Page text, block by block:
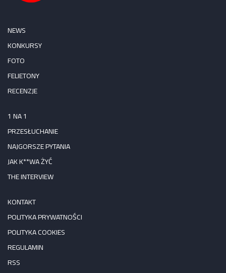
NEWS
KONKURSY
FOTO
FELIETONY
RECENZJE
1 NA 1
PRZESŁUCHANIE
NAJGORSZE PYTANIA
JAK K**WA ŻYĆ
THE INTERVIEW
KONTAKT
POLITYKA PRYWATNOŚCI
POLITYKA COOKIES
REGULAMIN
RSS